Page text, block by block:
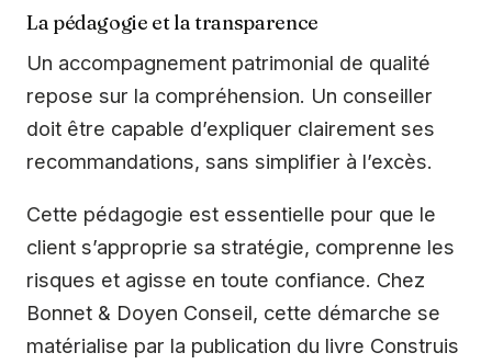
La pédagogie et la transparence
Un accompagnement patrimonial de qualité
repose sur la compréhension. Un conseiller
doit être capable d’expliquer clairement ses
recommandations, sans simplifier à l’excès.
Cette pédagogie est essentielle pour que le
client s’approprie sa stratégie, comprenne les
risques et agisse en toute confiance. Chez
Bonnet & Doyen Conseil, cette démarche se
matérialise par la publication du livre Construis